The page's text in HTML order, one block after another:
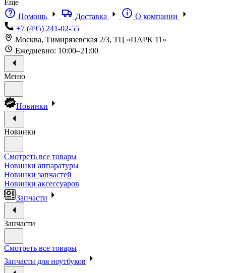
Еще
Помощь
Доставка
О компании
+7 (495) 241-02-55
Москва, Тимирязевская 2/3, ТЦ «ПАРК 11»
Ежедневно: 10:00–21:00
Меню
Новинки
Новинки
Смотреть все товары
Новинки аппаратуры
Новинки запчастей
Новинки аксессуаров
Запчасти
Запчасти
Смотреть все товары
Запчасти для ноутбуков